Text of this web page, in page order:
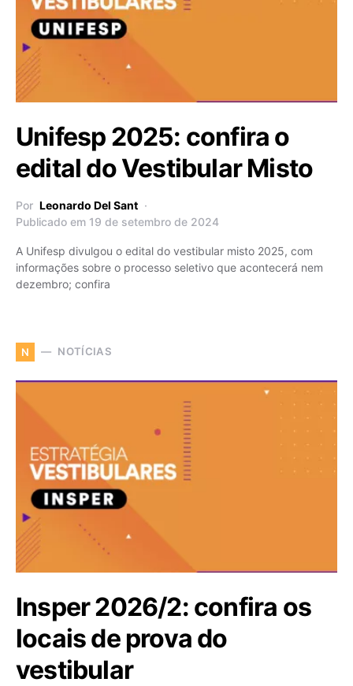
Unifesp 2025: confira o
edital do Vestibular Misto
Por Leonardo Del Sant
Publicado em 19 de setembro de 2024
A Unifesp divulgou o edital do vestibular misto 2025, com
informações sobre o processo seletivo que acontecerá nem
dezembro; confira
N NOTÍCIAS
Insper 2026/2: confira os
locais de prova do
vestibular